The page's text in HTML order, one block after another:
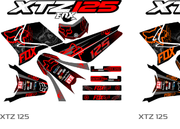
XTZ 125 XTZ 125